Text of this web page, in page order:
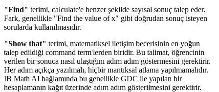
"Find" terimi, calculate'e benzer şekilde sayısal sonuç talep eder.
Fark, genellikle "Find the value of x" gibi doğrudan sonuç isteyen
sorularda kullanılmasıdır.
"Show that" terimi, matematiksel iletişim becerisinin en yoğun
talep edildiği command term'lerden biridir. Bu talimat, öğrencinin
verilen bir sonuca nasıl ulaştığını adım adım göstermesini gerektirir.
Her adım açıkça yazılmalı, hiçbir mantıksal atlama yapılmamalıdır.
IB Math AI bağlamında bu genellikle GDC ile yapılan bir
hesaplamanın kağıt üzerinde adım adım gösterilmesini gerektirir.